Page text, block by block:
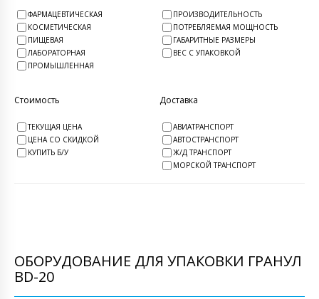
ФАРМАЦЕВТИЧЕСКАЯ
КОСМЕТИЧЕСКАЯ
ПИЩЕВАЯ
ЛАБОРАТОРНАЯ
ПРОМЫШЛЕННАЯ
ПРОИЗВОДИТЕЛЬНОСТЬ
ПОТРЕБЛЯЕМАЯ МОЩНОСТЬ
ГАБАРИТНЫЕ РАЗМЕРЫ
ВЕС С УПАКОВКОЙ
Стоимость
ТЕКУЩАЯ ЦЕНА
ЦЕНА СО СКИДКОЙ
КУПИТЬ Б/У
Доставка
АВИАТРАНСПОРТ
АВТОСТРАНСПОРТ
Ж/Д ТРАНСПОРТ
МОРСКОЙ ТРАНСПОРТ
ОБОРУДОВАНИЕ ДЛЯ УПАКОВКИ ГРАНУЛ
BD-20